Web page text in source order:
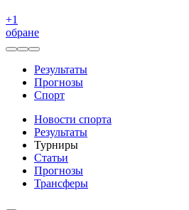
+1
обране
Результаты
Прогнозы
Спорт
Новости спорта
Результаты
Турниры
Статьи
Прогнозы
Трансферы